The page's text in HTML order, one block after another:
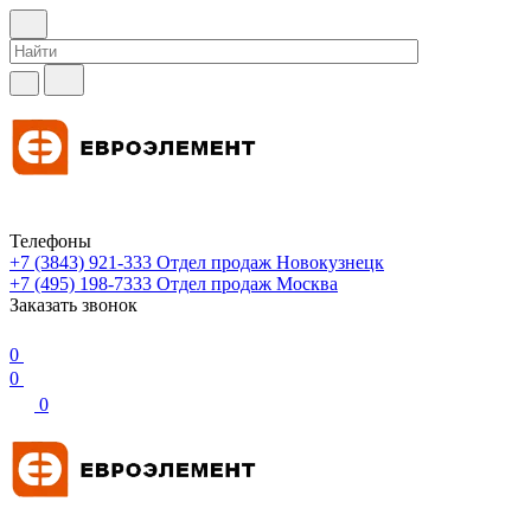
Телефоны
+7 (3843) 921-333 Отдел продаж Новокузнецк
+7 (495) 198-7333 Отдел продаж Москва
Заказать звонок
0
0
0